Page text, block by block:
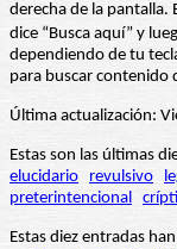
derecha de la pantalla.
dice “Busca aquí” y
dependiendo de tu
para buscar contenido
Última actualización:
Estas son las últimas
elucidario
revulsivo
preterintencional
Estas diez entradas